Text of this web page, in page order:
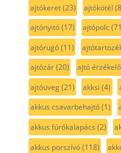
ajtókeret(23) ajtókötél
ajtónyitó(17) ajtópolc
ajtórugó(11)
ajtózár(20) ajtó érzékelő
ajtóüveg(21) akksi (4)
akkus csavarbehajtó(1)
akkus fúrókalapács (2)
akkus porszívó(118)